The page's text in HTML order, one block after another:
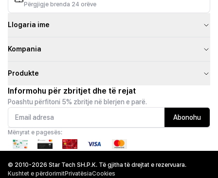
Përgjigje brenda 24 orëve
Llogaria ime
Kompania
Produkte
Informohu për zbritjet dhe të rejat
Poashtu përfitoni 5% zbritje në blerjen e parë.
Abonohu
Mënyrat e pagesës:
© 2010-2026 Star Tech SH.P.K. Të gjitha të drejtat e rezervuara.
Kushtet e përdorimitPrivatësiaCookies